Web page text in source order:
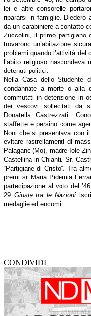
lei e altre consorelle
ripararsi in famiglie. Diedero
da un carabiniere a contatto
Zuccolini, il primo partigiano
trovarono un’abitazione
problemi quando l’attività del
l’abito religioso nascondeva
detenuti politici.
Nella Casa dello Studente
condannate a morte o alla
commutati in detenzione in
dei vescovi sollecitati da
Donatella Castrezzati.
staffette e persino come
Noni che si presentava con
evitare rastrellamenti di
Palagano (Mo), madre Iole
Castellina in Chianti. Sr.
“Partigiane di Cristo”. Tra
premi sr. Maria Pidemia
partecipazione al voto del
29 Giuste tra le Nazioni
medaglie ed encomi.
CONDIVIDI |